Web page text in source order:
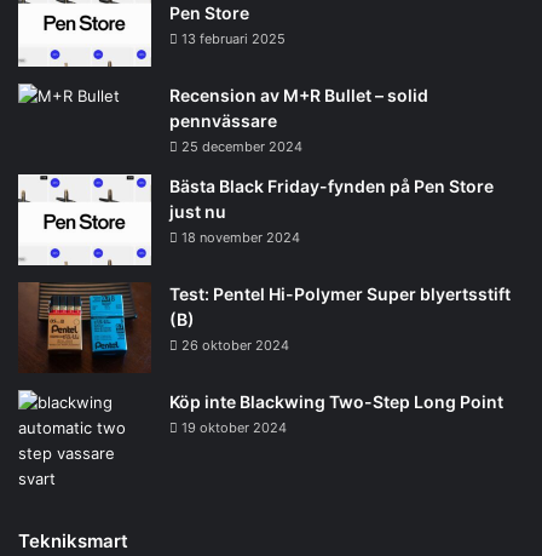
Pen Store
13 februari 2025
Recension av M+R Bullet – solid
pennvässare
25 december 2024
Bästa Black Friday-fynden på Pen Store
just nu
18 november 2024
Test: Pentel Hi-Polymer Super blyertsstift
(B)
26 oktober 2024
Köp inte Blackwing Two-Step Long Point
19 oktober 2024
Tekniksmart